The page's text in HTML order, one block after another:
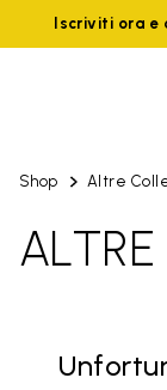
Iscriviti ora e
Shop Altre